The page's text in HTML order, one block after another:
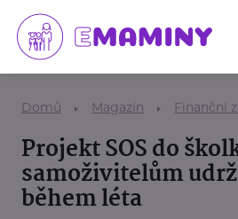
Domů Magazín Finanční
Projekt SOS do
samoživitelům
během léta